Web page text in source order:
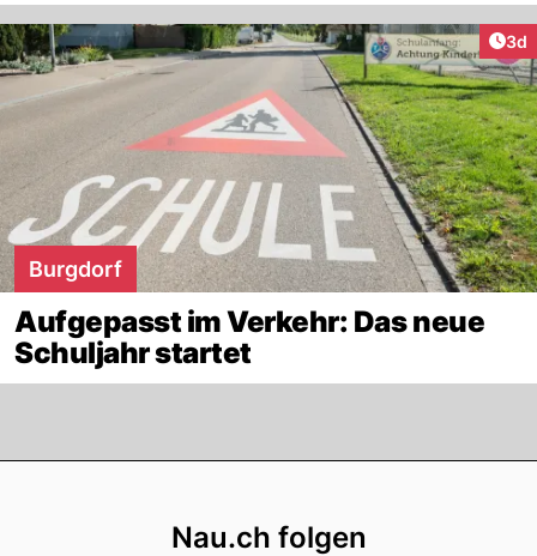
3d
Burgdorf
Aufgepasst im Verkehr: Das neue
Schuljahr startet
Nau.ch folgen